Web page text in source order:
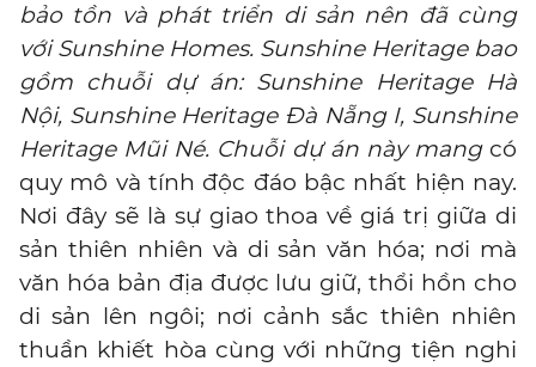
bảo tồn và phát triển di sản nên đã cùng
với Sunshine Homes. Sunshine Heritage bao
gồm chuỗi dự án: Sunshine Heritage Hà
Nội, Sunshine Heritage Đà Nẵng I, Sunshine
Heritage Mũi Né. Chuỗi dự án này mang có
quy mô và tính độc đáo bậc nhất hiện nay.
Nơi đây sẽ là sự giao thoa về giá trị giữa di
sản thiên nhiên và di sản văn hóa; nơi mà
văn hóa bản địa được lưu giữ, thổi hồn cho
di sản lên ngôi; nơi cảnh sắc thiên nhiên
thuần khiết hòa cùng với những tiện nghi